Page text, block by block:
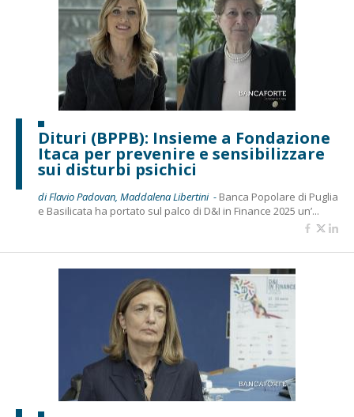
Dituri (BPPB): Insieme a Fondazione
Itaca per prevenire e sensibilizzare
sui disturbi psichici
di Flavio Padovan, Maddalena Libertini - Banca Popolare di Puglia
e Basilicata ha portato sul palco di D&I in Finance 2025 un’...